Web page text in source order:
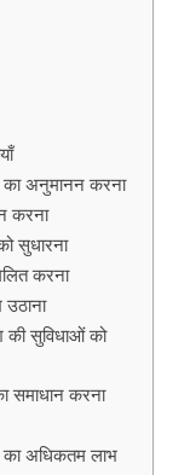
का अनुमानन करना
करना
सुधारना
करना
की सुविधाओं को
समाधान करना
का अधिकतम लाभ